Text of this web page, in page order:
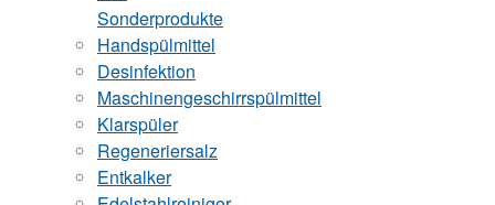
Sonderprodukte
Handspülmittel
Desinfektion
Maschinengeschirrspülmittel
Klarspüler
Regeneriersalz
Entkalker